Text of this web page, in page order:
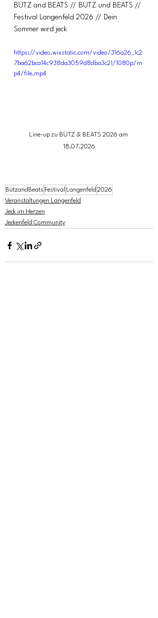
BÜTZ and BEATS // BÜTZ und BEATS //
Festival Langenfeld 2026 // Dein
Sommer wird jeck
https://video.wixstatic.com/video/316a26_1c2
7ba62bca14c938da3059d8dba3c21/1080p/m
p4/file.mp4
Line-up zu BÜTZ & BEATS 2026 am
18.07.2026
BützandBeats Festival Langenfeld 2026
Veranstaltungen Langenfeld
Jeck im Herzen
Jeckenfeld Community